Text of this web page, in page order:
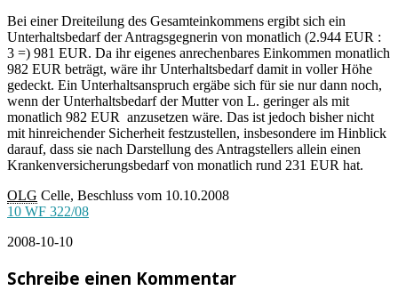
Bei einer Dreiteilung des Gesamteinkommens ergibt sich ein
Unterhaltsbedarf der Antragsgegnerin von monatlich (2.944 EUR :
3 =) 981 EUR. Da ihr eigenes anrechenbares Einkommen monatlich
982 EUR beträgt, wäre ihr Unterhaltsbedarf damit in voller Höhe
gedeckt. Ein Unterhaltsanspruch ergäbe sich für sie nur dann noch,
wenn der Unterhaltsbedarf der Mutter von L. geringer als mit
monatlich 982 EUR anzusetzen wäre. Das ist jedoch bisher nicht
mit hinreichender Sicherheit festzustellen, insbesondere im Hinblick
darauf, dass sie nach Darstellung des Antragstellers allein einen
Krankenversicherungsbedarf von monatlich rund 231 EUR hat.
OLG Celle, Beschluss vom 10.10.2008
10 WF 322/08
2008-10-10
Schreibe einen Kommentar